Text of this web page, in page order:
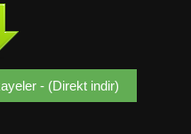
- (Direkt indir)